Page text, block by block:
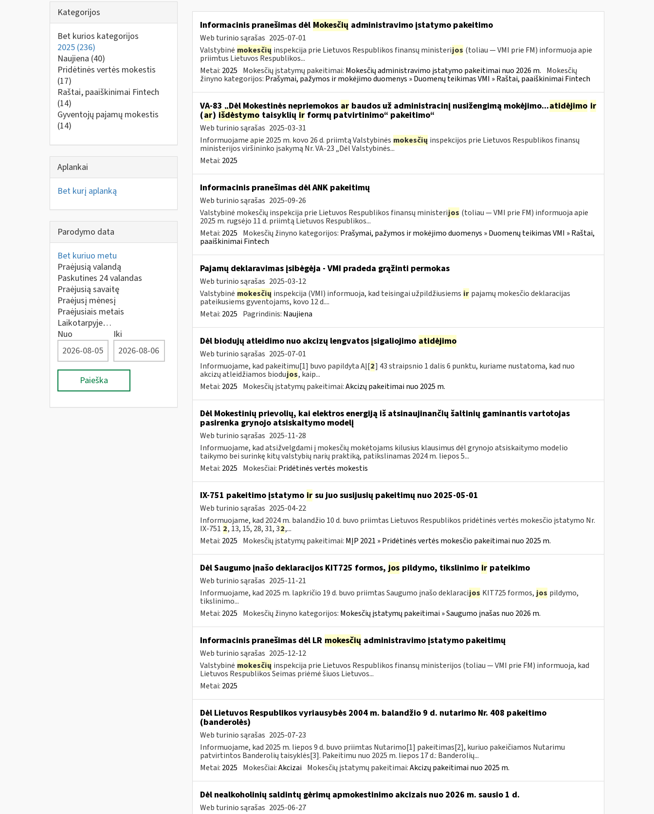
Kategorijos
Bet kurios kategorijos
2025 (236)
Naujiena (40)
Pridėtinės vertės mokestis
(17)
Raštai, paaiškinimai Fintech
(14)
Gyventojų pajamų mokestis
(14)
Aplankai
Bet kurį aplanką
Parodymo data
Bet kuriuo metu
Praėjusią valandą
Paskutines 24 valandas
Praėjusią savaitę
Praėjusį mėnesį
Praėjusiais metais
Laikotarpyje…
Nuo
Iki
Paieška
Informacinis pranešimas dėl Mokesčių administravimo įstatymo pakeitimo
Web turinio sąrašas 2025-07-01
Valstybinė mokesčių inspekcija prie Lietuvos Respublikos finansų ministerijos (toliau — VMI prie FM) informuoja apie
priimtus Lietuvos Respublikos...
Metai: 2025 Mokesčių įstatymų pakeitimai: Mokesčių administravimo įstatymo pakeitimai nuo 2026 m. Mokesčių
žinyno kategorijos: Prašymai, pažymos ir mokėjimo duomenys » Duomenų teikimas VMI » Raštai, paaiškinimai Fintech
VA-83 „Dėl Mokestinės nepriemokos arbaudos už administracinį nusižengimą mokėjimo...atidėjimo ir
(ar) išdėstymo taisyklių irformų patvirtinimo“ pakeitimo“
Web turinio sąrašas 2025-03-31
Informuojame apie 2025 m. kovo 26 d. priimtą Valstybinės mokesčių inspekcijos prie Lietuvos Respublikos finansų
ministerijos viršininko įsakymą Nr. VA-23 „Dėl Valstybinės...
Metai: 2025
Informacinis pranešimas dėl ANK pakeitimų
Web turinio sąrašas 2025-09-26
Valstybinė mokesčių inspekcija prie Lietuvos Respublikos finansų ministerijos (toliau — VMI prie FM) informuoja apie
2025 m. rugsėjo 11 d. priimtą Lietuvos Respublikos...
Metai: 2025 Mokesčių žinyno kategorijos: Prašymai, pažymos ir mokėjimo duomenys » Duomenų teikimas VMI » Raštai,
paaiškinimai Fintech
Pajamų deklaravimas įsibėgėja - VMI pradeda grąžinti permokas
Web turinio sąrašas 2025-03-12
Valstybinė mokesčių inspekcija (VMI) informuoja, kad teisingai užpildžiusiems ir pajamų mokesčio deklaracijas
pateikusiems gyventojams, kovo 12 d....
Metai: 2025 Pagrindinis: Naujiena
Dėl biodujų atleidimo nuo akcizų lengvatos įsigaliojimo atidėjimo
Web turinio sąrašas 2025-07-01
Informuojame, kad pakeitimu[1] buvo papildyta AĮ[2] 43 straipsnio 1 dalis 6 punktu, kuriame nustatoma, kad nuo
akcizų atleidžiamos biodujos, kaip...
Metai: 2025 Mokesčių įstatymų pakeitimai:Akcizų pakeitimai nuo 2025 m.
Dėl Mokestinių prievolių, kai elektros energiją iš atsinaujinančių šaltinių gaminantis vartotojas
pasirenka grynojo atsiskaitymo modelį
Web turinio sąrašas 2025-11-28
Informuojame, kad atsižvelgdami į mokesčių mokėtojams kilusius klausimus dėl grynojo atsiskaitymo modelio
taikymo bei surinkę kitų valstybių narių praktiką, patikslinamas 2024 m. liepos 5...
Metai: 2025 Mokesčiai: Pridėtinės vertės mokestis
IX-751 pakeitimo įstatymo irsu juo susijusių pakeitimų nuo 2025-05-01
Web turinio sąrašas 2025-04-22
Informuojame, kad 2024 m. balandžio 10 d. buvo priimtas Lietuvos Respublikos pridėtinės vertės mokesčio įstatymo Nr.
IX-751 2, 13, 15, 28, 31, 32,...
Metai: 2025 Mokesčių įstatymų pakeitimai: MĮP 2021 » Pridėtinės vertės mokesčio pakeitimai nuo 2025 m.
Dėl Saugumo įnašo deklaracijos KIT725 formos, jos pildymo, tikslinimo irpateikimo
Web turinio sąrašas 2025-11-21
Informuojame, kad 2025 m. lapkričio 19 d. buvo priimtas Saugumo įnašo deklaracijos KIT725 formos, jos pildymo,
tikslinimo...
Metai: 2025 Mokesčių žinyno kategorijos: Mokesčių įstatymų pakeitimai » Saugumo įnašas nuo 2026 m.
Informacinis pranešimas dėl LR mokesčių administravimo įstatymo pakeitimų
Web turinio sąrašas 2025-12-12
Valstybinė mokesčių inspekcija prie Lietuvos Respublikos finansų ministerijos (toliau — VMI prie FM) informuoja, kad
Lietuvos Respublikos Seimas priėmė šiuos Lietuvos...
Metai: 2025
Dėl Lietuvos Respublikos vyriausybės 2004 m. balandžio 9 d. nutarimo Nr. 408 pakeitimo
(banderolės)
Web turinio sąrašas 2025-07-23
Informuojame, kad 2025 m. liepos 9 d. buvo priimtas Nutarimo[1] pakeitimas[2], kuriuo pakeičiamos Nutarimu
patvirtintos Banderolių taisyklės[3]. Pakeitimu nuo 2025 m. liepos 17 d.: Banderolių...
Metai: 2025 Mokesčiai:Akcizai Mokesčių įstatymų pakeitimai:Akcizų pakeitimai nuo 2025 m.
Dėl nealkoholinių saldintų gėrimų apmokestinimo akcizais nuo 2026 m. sausio 1 d.
Web turinio sąrašas 2025-06-27